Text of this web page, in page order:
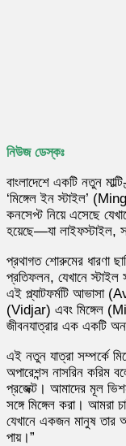
নিউজ ডেস্কঃ
বাংলাদেশে একটি নতুন
‘মিঙ্গেল ইন স্টাইল’
কনসেপ্ট নিয়ে এসেছে
হয়েছে—যা লাইফস্টাইল,
প্রথাগত শোরুমের ধারণা
প্রতিফলন, যেখানে
এই প্ল্যাটফর্মটি আভাসা
(Vidjar) এবং মিঙ্গেল
জীবনযাত্রার এক একটি
এই নতুন যাত্রা সম্পর্কে
অপারেশন্স নাসরিন করিম
প্রজেক্ট। আমাদের মূল
সঙ্গে মিঙ্গেল করা। আমরা
যেখানে একজন মানুষ তার
পায়।”